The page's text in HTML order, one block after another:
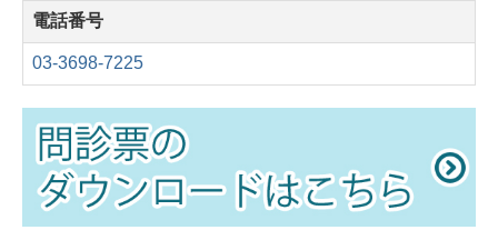
電話番号
03-3698-7225